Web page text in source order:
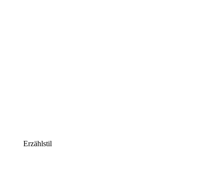
Erzählstil